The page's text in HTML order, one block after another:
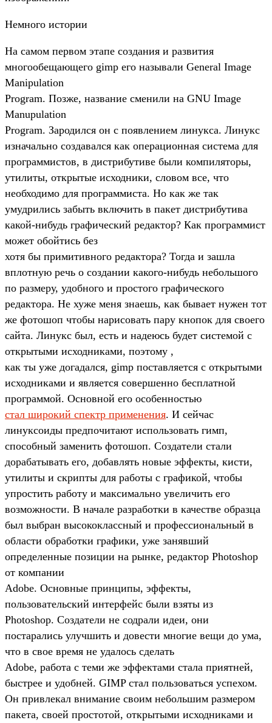
Немного истории
На самом первом этапе создания и развития
многообещающего gimp его называли General Image
Manipulation
Program. Позже, название сменили на GNU Image
Manupulation
Program. Зародился он с появлением линукса. Линукс
изначально создавался как операционная система для
программистов, в дистрибутиве были компиляторы,
утилиты, открытые исходники, словом все, что
необходимо для программиста. Но как же так
умудрились забыть включить в пакет дистрибутива
какой-нибудь графический редактор? Как программист
может обойтись без
хотя бы примитивного редактора? Тогда и зашла
вплотную речь о создании какого-нибудь небольшого
по размеру, удобного и простого графического
редактора. Не хуже меня знаешь, как бывает нужен тот
же фотошоп чтобы нарисовать пару кнопок для своего
сайта. Линукс был, есть и надеюсь будет системой с
открытыми исходниками, поэтому ,
как ты уже догадался, gimp поставляется с открытыми
исходниками и является совершенно бесплатной
программой. Основной его особенностью
стал широкий спектр применения. И сейчас
линуксоиды предпочитают использовать гимп,
способный заменить фотошоп. Создатели стали
дорабатывать его, добавлять новые эффекты, кисти,
утилиты и скрипты для работы с графикой, чтобы
упростить работу и максимально увеличить его
возможности. В начале разработки в качестве образца
был выбран высококлассный и профессиональный в
области обработки графики, уже занявший
определенные позиции на рынке, редактор Photoshop
от компании
Adobe. Основные принципы, эффекты,
пользовательский интерфейс были взяты из
Photoshop. Создатели не содрали идеи, они
постарались улучшить и довести многие вещи до ума,
что в свое время не удалось сделать
Adobe, работа с теми же эффектами стала приятней,
быстрее и удобней. GIMP стал пользоваться успехом.
Он привлекал внимание своим небольшим размером
пакета, своей простотой, открытыми исходниками и